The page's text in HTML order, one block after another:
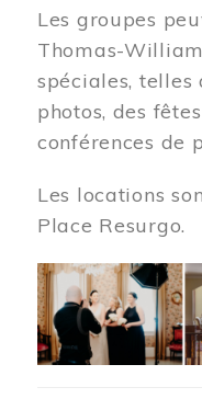
Les groupes
Thomas-
spéciales, telles
photos, des
conférences de
Les locations
Place Resurgo.
Image